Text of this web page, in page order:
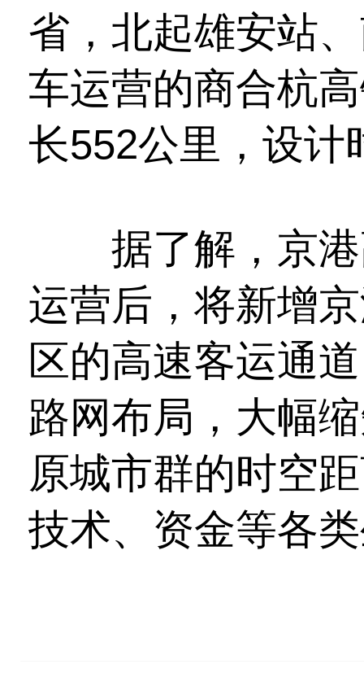
省，北起雄安站
车运营的商合杭
长552公里，设计
据了解，京港
运营后，将新增
区的高速客运通
路网布局，大幅
原城市群的时空
技术、资金等各